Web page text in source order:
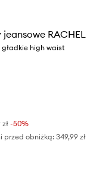
RACHEL
high waist
-50%
przed obniżką: 349,99 zł